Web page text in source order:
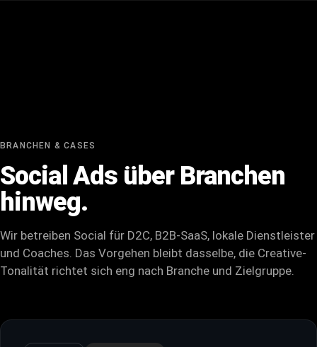
BRANCHEN & CASES
Social Ads über Branchen
hinweg.
Wir betreiben Social für D2C, B2B-SaaS, lokale Dienstleister
und Coaches. Das Vorgehen bleibt dasselbe, die Creative-
Tonalität richtet sich eng nach Branche und Zielgruppe.